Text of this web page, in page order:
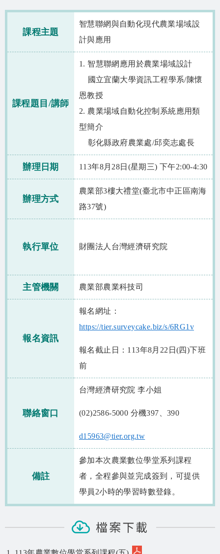
課程主題
智慧聯網與自動化現代農業場域設
計與應用
課程題目/講師
1. 智慧聯網應用於農業場域設計
國立宜蘭大學資訊工程學系/陳懷
恩教授
2. 農業場域自動化控制系統應用類
型簡介
彰化縣政府農業處/邱奕志處長
辦理日期 113年8月28日(星期三) 下午2:00-4:30
辦理方式
農業部3樓大禮堂(臺北市中正區南海
路37號)
執行單位 財團法人台灣經濟研究院
主管機關 農業部農業科技司
報名資訊
報名網址：
https://tier.surveycake.biz/s/6RG1v
報名截止日：113年8月22日(四)下班
前
聯絡窗口
台灣經濟研究院 李小姐
(02)2586-5000 分機397、390
d15963@tier.org.tw
備註
參加本次農業數位學堂系列課程
者，全程參與並完成簽到，可提供
學員2小時的學習時數登錄。
檔案下載